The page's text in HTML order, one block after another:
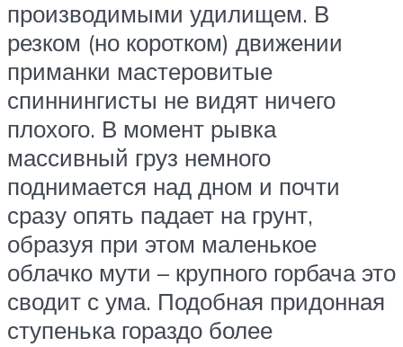
производимыми удилищем. В
резком (но коротком) движении
приманки мастеровитые
спиннингисты не видят ничего
плохого. В момент рывка
массивный груз немного
поднимается над дном и почти
сразу опять падает на грунт,
образуя при этом маленькое
облачко мути – крупного горбача это
сводит с ума. Подобная придонная
ступенька гораздо более